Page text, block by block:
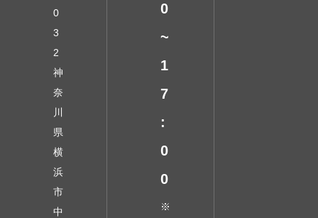
0
3
2
神
奈
川
県
横
浜
市
中
0
~
1
7
:
0
0
※